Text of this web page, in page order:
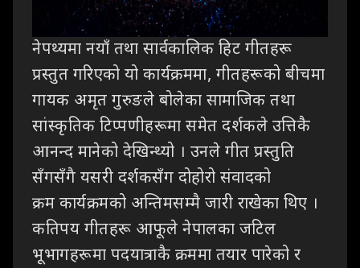
नेपथ्यमा नयाँ तथा सार्वकालिक हिट गीतहरू
प्रस्तुत गरिएको यो कार्यक्रममा, गीतहरूको बीचमा
गायक अमृत गुरुङले बोलेका सामाजिक तथा
सांस्कृतिक टिप्पणीहरूमा समेत दर्शकले उत्तिकै
आनन्द मानेको देखिन्थ्यो । उनले गीत प्रस्तुति
सँगसँगै यसरी दर्शकसँग दोहोरो संवादको
क्रम कार्यक्रमको अन्तिमसम्मै जारी राखेका थिए ।
कतिपय गीतहरू आफूले नेपालका जटिल
भूभागहरूमा पदयात्राकै क्रममा तयार पारेको र